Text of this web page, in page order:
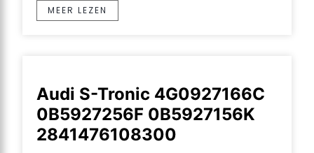
MEER LEZEN
Audi S-Tronic 4G0927166C
0B5927256F 0B5927156K
2841476108300